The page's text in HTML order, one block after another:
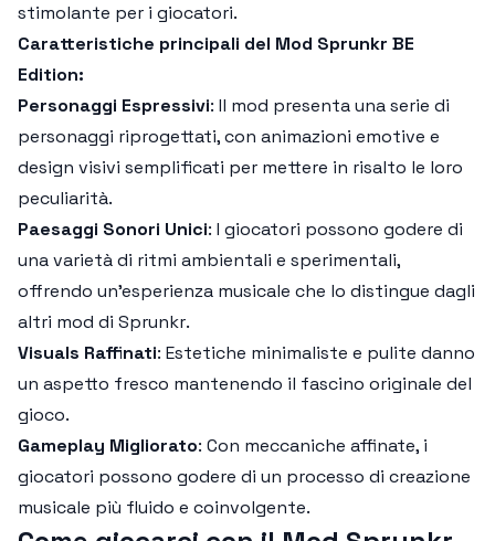
stimolante per i giocatori.
Caratteristiche principali del Mod Sprunkr BE
Edition:
Personaggi Espressivi: Il mod presenta una serie di
personaggi riprogettati, con animazioni emotive e
design visivi semplificati per mettere in risalto le loro
peculiarità.
Paesaggi Sonori Unici: I giocatori possono godere di
una varietà di ritmi ambientali e sperimentali,
offrendo un'esperienza musicale che lo distingue dagli
altri mod di Sprunkr.
Visuals Raffinati: Estetiche minimaliste e pulite danno
un aspetto fresco mantenendo il fascino originale del
gioco.
Gameplay Migliorato: Con meccaniche affinate, i
giocatori possono godere di un processo di creazione
musicale più fluido e coinvolgente.